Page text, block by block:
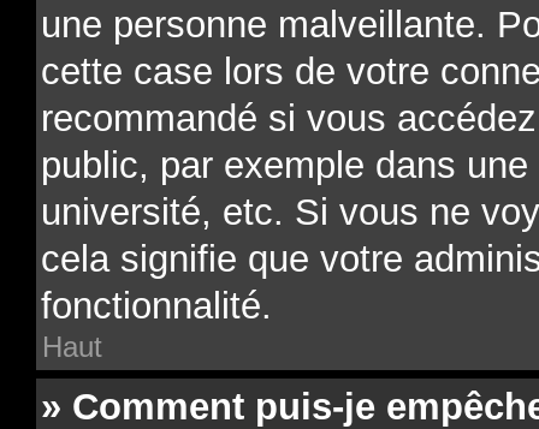
une personne malveillante.
cette case lors de votre
recommandé si vous
public, par exemple dans
université, etc. Si vous ne
cela signifie que votre
fonctionnalité.
Haut
» Comment puis-je